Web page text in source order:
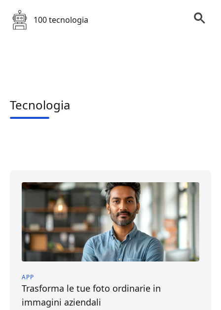
100 tecnologia
Tecnologia
APP
Trasforma le tue foto ordinarie in
immagini aziendali